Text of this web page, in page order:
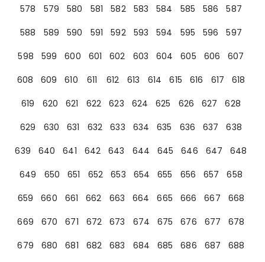
578
579 580 581 582 583 584 585 586
587
588
589 590 591 592 593 594 595 596
597
598
599 600 601 602 603 604 605 606
607
608
609 610 611 612 613 614 615 616 617
618
619
620 621 622 623 624 625 626 627
628
629
630 631 632 633 634 635 636 637
638
639
640 641 642 643 644 645 646 647
648
649
650 651 652 653 654 655 656 657
658
659
660 661 662 663 664 665 666 667
668
669
670 671 672 673 674 675 676 677
678
679
680 681 682 683 684 685 686 687
688